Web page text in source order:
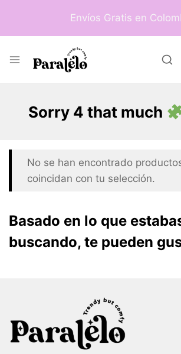
Envíos Gratis en
Sorry 4 that much
No se han encontrado
coincidan con tu selección.
Basado en lo que
buscando, te pueden